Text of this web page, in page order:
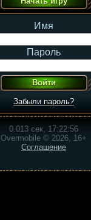
Имя
Пароль
Забыли пароль?
0.013 сек, 17:22:56
Overmobile © 2026, 16+
Соглашение